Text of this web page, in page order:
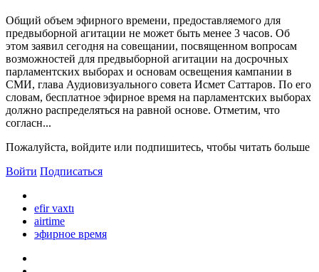
Общий объем эфирного времени, предоставляемого для
предвыборной агитации не может быть менее 3 часов. Об
этом заявил сегодня на совещании, посвященном вопросам
возможностей для предвыборной агитации на досрочных
парламентских выборах и основам освещения кампании в
СМИ, глава Аудиовизуального совета Исмет Саттаров. По его
словам, бесплатное эфирное время на парламентских выборах
должно распределяться на равной основе. Отметим, что
согласн...
Пожалуйста, войдите или подпишитесь, чтобы читать больше
Войти Подписаться
efir vaxtı
airtime
эфирное время